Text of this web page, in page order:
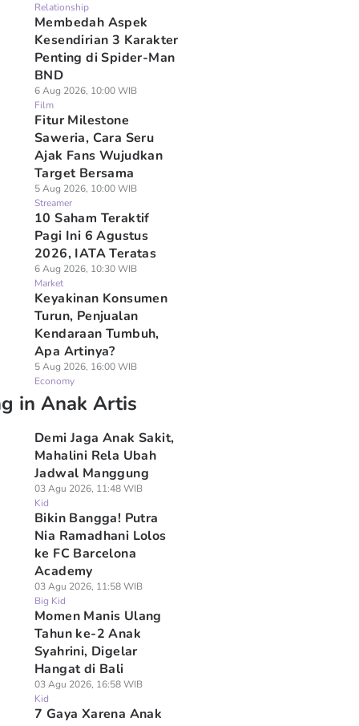
Relationship
Membedah Aspek
Kesendirian 3 Karakter
Penting di Spider-Man
BND
6 Aug 2026, 10:00 WIB
Film
Fitur Milestone
Saweria, Cara Seru
Ajak Fans Wujudkan
Target Bersama
5 Aug 2026, 10:00 WIB
Streamer
10 Saham Teraktif
Pagi Ini 6 Agustus
2026, IATA Teratas
6 Aug 2026, 10:30 WIB
Market
Keyakinan Konsumen
Turun, Penjualan
Kendaraan Tumbuh,
Apa Artinya?
5 Aug 2026, 16:00 WIB
Economy
in Anak Artis
Demi Jaga Anak Sakit,
Mahalini Rela Ubah
Jadwal Manggung
03 Agu 2026, 11:48 WIB
Kid
Bikin Bangga! Putra
Nia Ramadhani Lolos
ke FC Barcelona
Academy
03 Agu 2026, 11:58 WIB
Big Kid
Momen Manis Ulang
Tahun ke-2 Anak
Syahrini, Digelar
Hangat di Bali
03 Agu 2026, 16:58 WIB
Kid
7 Gaya Xarena Anak